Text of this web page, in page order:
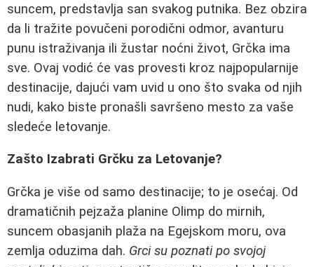
suncem, predstavlja san svakog putnika. Bez obzira
da li tražite povučeni porodični odmor, avanturu
punu istraživanja ili žustar noćni život, Grčka ima
sve. Ovaj vodić će vas provesti kroz najpopularnije
destinacije, dajući vam uvid u ono što svaka od njih
nudi, kako biste pronašli savršeno mesto za vaše
sledeće letovanje.
Zašto Izabrati Grčku za Letovanje?
Grčka je više od samo destinacije; to je osećaj. Od
dramatičnih pejzaža planine Olimp do mirnih,
suncem obasjanih plaža na Egejskom moru, ova
zemlja oduzima dah. Grci su poznati po svojoj